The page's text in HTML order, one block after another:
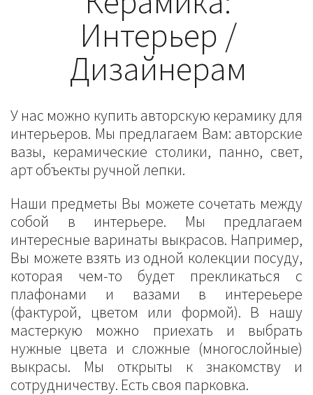
Интерьер /
Дизайнерам
У нас можно купить авторскую керамику для
интерьеров. Мы предлагаем Вам: авторские
вазы, керамические столики, панно, свет,
арт объекты ручной лепки.
Наши предметы Вы можете сочетать между
собой в интерьере. Мы предлагаем
интересные варинаты выкрасов. Например,
Вы можете взять из одной колекции посуду,
которая чем-то будет прекликаться с
плафонами и вазами в интереьере
(фактурой, цветом или формой). В нашу
мастеркую можно приехать и выбрать
нужные цвета и сложные (многослойные)
выкрасы. Мы открыты к знакомству и
сотрудничеству. Есть своя парковка.